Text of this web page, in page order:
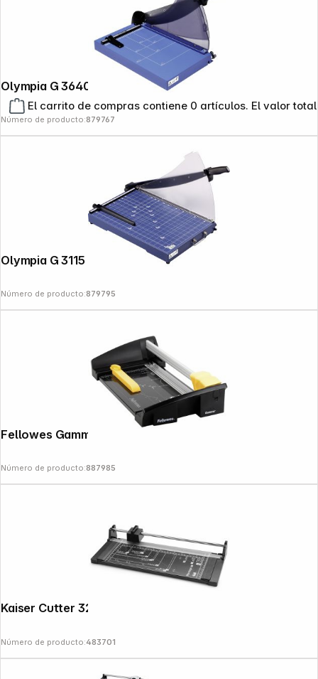
El carrito de compras contiene 0 artículos. El valor
Olympia G 3640 DIN A 4 guillotina
Número de producto:879767
Olympia G 3115 DIN A 4 guillotina
Número de producto:879795
Número de producto:887985
Número de producto:483701
Copyright © 2000 - 2026 DIFOX. All rights reserved.